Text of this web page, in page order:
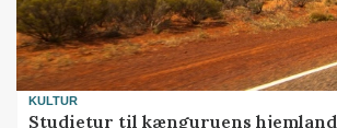
KULTUR
Studietur til kænguruens hjemland